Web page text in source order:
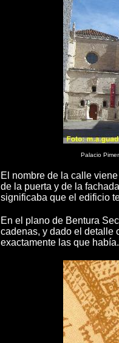
Palacio
El nombre de la calle
de la puerta y de la
significaba que el edificio
En el plano de Bentura
cadenas, y dado el detalle
exactamente las que había.